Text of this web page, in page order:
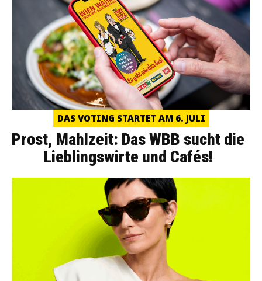
DAS VOTING STARTET AM 6. JULI
Prost, Mahlzeit: Das WBB sucht die
Lieblingswirte und Cafés!